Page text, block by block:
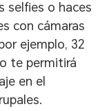
selfies o haces
con cámaras
ejemplo, 32
te permitirá
en el